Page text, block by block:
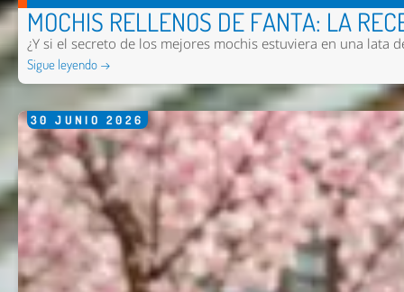
MOCHIS RELLENOS DE FANTA: LA
¿Y si el secreto de los mejores mochis estuviera en una lata
Sigue leyendo →
30 JUNIO 2026